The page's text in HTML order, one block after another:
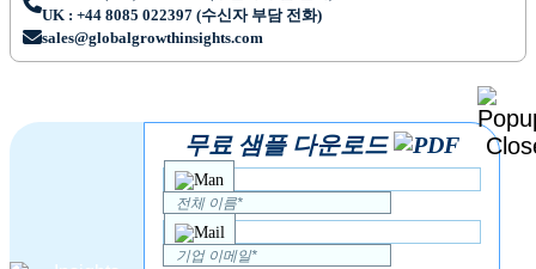
UK : +44 8085 022397 (수신자 부담 전화)
sales@globalgrowthinsights.com
무료 샘플 다운로드